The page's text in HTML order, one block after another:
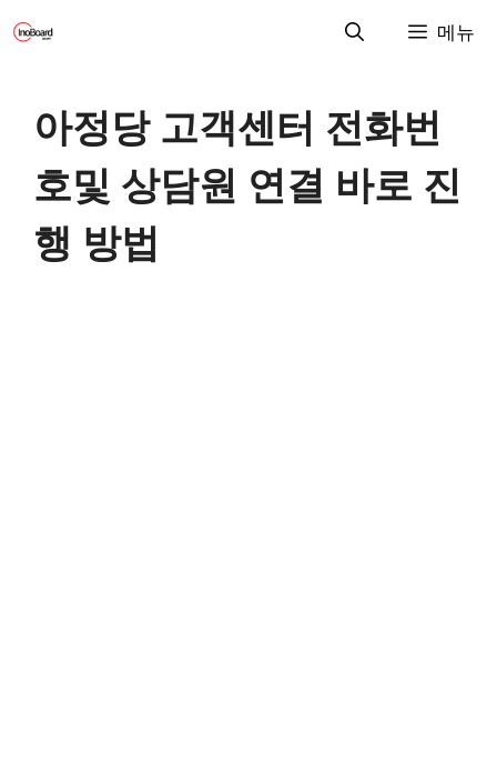
텐
메뉴
아정당 고객센터 전화번
호및 상담원 연결 바로 진
행 방법